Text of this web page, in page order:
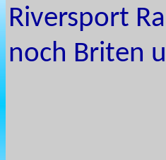
Riversport
noch Briten